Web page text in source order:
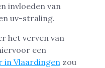
invloeden van
uv-straling.
het verven van
een
in Vlaardingen zou